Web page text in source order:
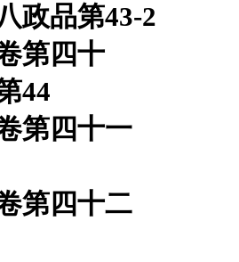
政品第43-2
第四十
44
第四十一
第四十二